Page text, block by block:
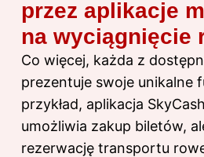
przez aplikacje
na wyciągnięcie
Co więcej, każda z
prezentuje swoje unikalne
przykład, aplikacja
umożliwia zakup biletów,
rezerwację transportu